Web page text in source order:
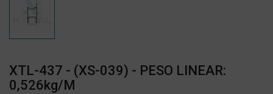
XTL-437 - (XS-039) - PESO LINEAR:
0,526kg/m